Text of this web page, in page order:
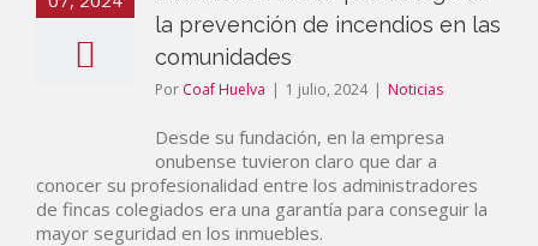
la prevención de incendios en las
comunidades
Por Coaf Huelva | 1 julio, 2024 | Noticias
Desde su fundación, en la empresa
onubense tuvieron claro que dar a
conocer su profesionalidad entre los administradores
de fincas colegiados era una garantía para conseguir la
mayor seguridad en los inmuebles.